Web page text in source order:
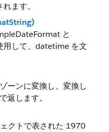
ます。
と
用して、datetime を文
ーンに変換し、変換し
返します。
クトで表された 1970